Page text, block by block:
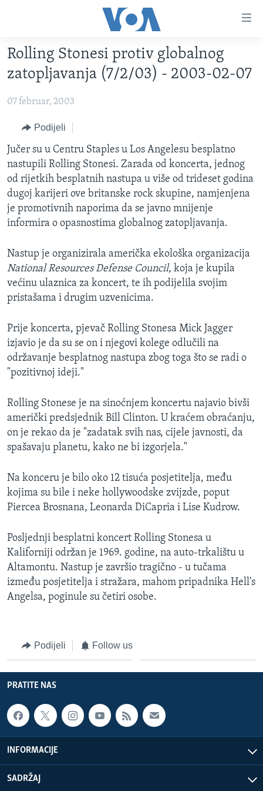
glavni
sadržaj
na
navigaciju
Idi
na
pretragu
TV PROGRAM
VIDEO
FOTOGRAFIJE DANA
VIJESTI
SJEDINJENE AMERIČKE DRŽAVE
BOSNA I HERCEGOVINA
SVIJET
NAUKA I TEHNOLOGIJA
SPECIJALNI PROJEKTI
KORUPCIJA
SLOBODA MEDIJA
ŽENSKA STRANA
IZBJEGLIČKA STRANA
MAGAZIN
O GLASU AMERIKE
Learning English
PRATITE NAS
Jezici
Rolling Stonesi protiv globalnog
zatopljavanja (7/2/03) - 2003-02-07
07 februar, 2003
Podijeli
Jučer su u Centru Staples u Los Angelesu besplatno
nastupili Rolling Stonesi. Zarada od koncerta, jednog
od rijetkih besplatnih nastupa u više od trideset godina
dugoj karijeri ove britanske rock skupine, namjenjena
je promotivnih naporima da se javno mnijenje
informira o opasnostima globalnog zatopljavanja.
Nastup je organizirala američka ekološka organizacija
National Resources Defense Council, koja je kupila
većinu ulaznica za koncert, te ih podijelila svojim
pristašama i drugim uzvenicima.
Prije koncerta, pjevač Rolling Stonesa Mick Jagger
izjavio je da su se on i njegovi kolege odlučili na
održavanje besplatnog nastupa zbog toga što se radi o
"pozitivnoj ideji."
Rolling Stonese je na sinoćnjem koncertu najavio bivši
američki predsjednik Bill Clinton. U kraćem obraćanju,
on je rekao da je "zadatak svih nas, cijele javnosti, da
spašavaju planetu, kako ne bi izgorjela."
Na konceru je bilo oko 12 tisuća posjetitelja, među
kojima su bile i neke hollywoodske zvijzde, poput
Piercea Brosnana, Leonarda DiCapria i Lise Kudrow.
Posljednji besplatni koncert Rolling Stonesa u
Kaliforniji održan je 1969. godine, na auto-trkalištu u
Altamontu. Nastup je završio tragično - u tučama
između posjetitelja i stražara, mahom pripadnika Hell's
Angelsa, poginule su četiri osobe.
Podijeli Follow us
PRATITE NAS
INFORMACIJE
SADRŽAJ